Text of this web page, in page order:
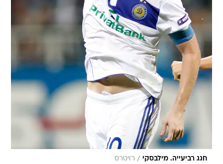
חגג רביעייה. מילבסקי / רויטרס